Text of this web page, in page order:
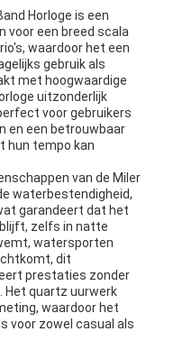
Horloge is een
voor een breed scala
waardoor het een
gebruik als
met hoogwaardige
uitzonderlijk
voor gebruikers
en een betrouwbaar
hun tempo kan
van de Miler
waterbestendigheid,
garandeert dat het
zelfs in natte
watersporten
dit
prestaties zonder
Het quartz uurwerk
waardoor het
voor zowel casual als